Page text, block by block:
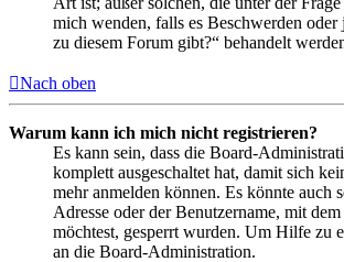
mich wenden, falls es Beschwerden oder
zu diesem Forum gibt?“ behandelt
Nach oben
Warum kann ich mich nicht registrieren?
Es kann sein, dass die Board-
komplett ausgeschaltet hat, damit sich
mehr anmelden können. Es könnte auch
Adresse oder der Benutzername, mit
möchtest, gesperrt wurden. Um Hilfe zu
an die Board-Administration.